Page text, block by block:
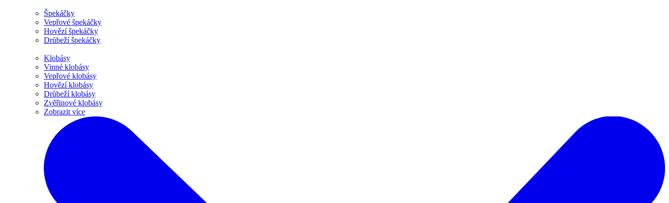
Špekáčky
Vepřové špekáčky
Hovězí špekáčky
Drůbeží špekáčky
Klobásy
Vinné klobásy
Vepřové klobásy
Hovězí klobásy
Drůbeží klobásy
Zvěřinové klobásy
Zobrazit více